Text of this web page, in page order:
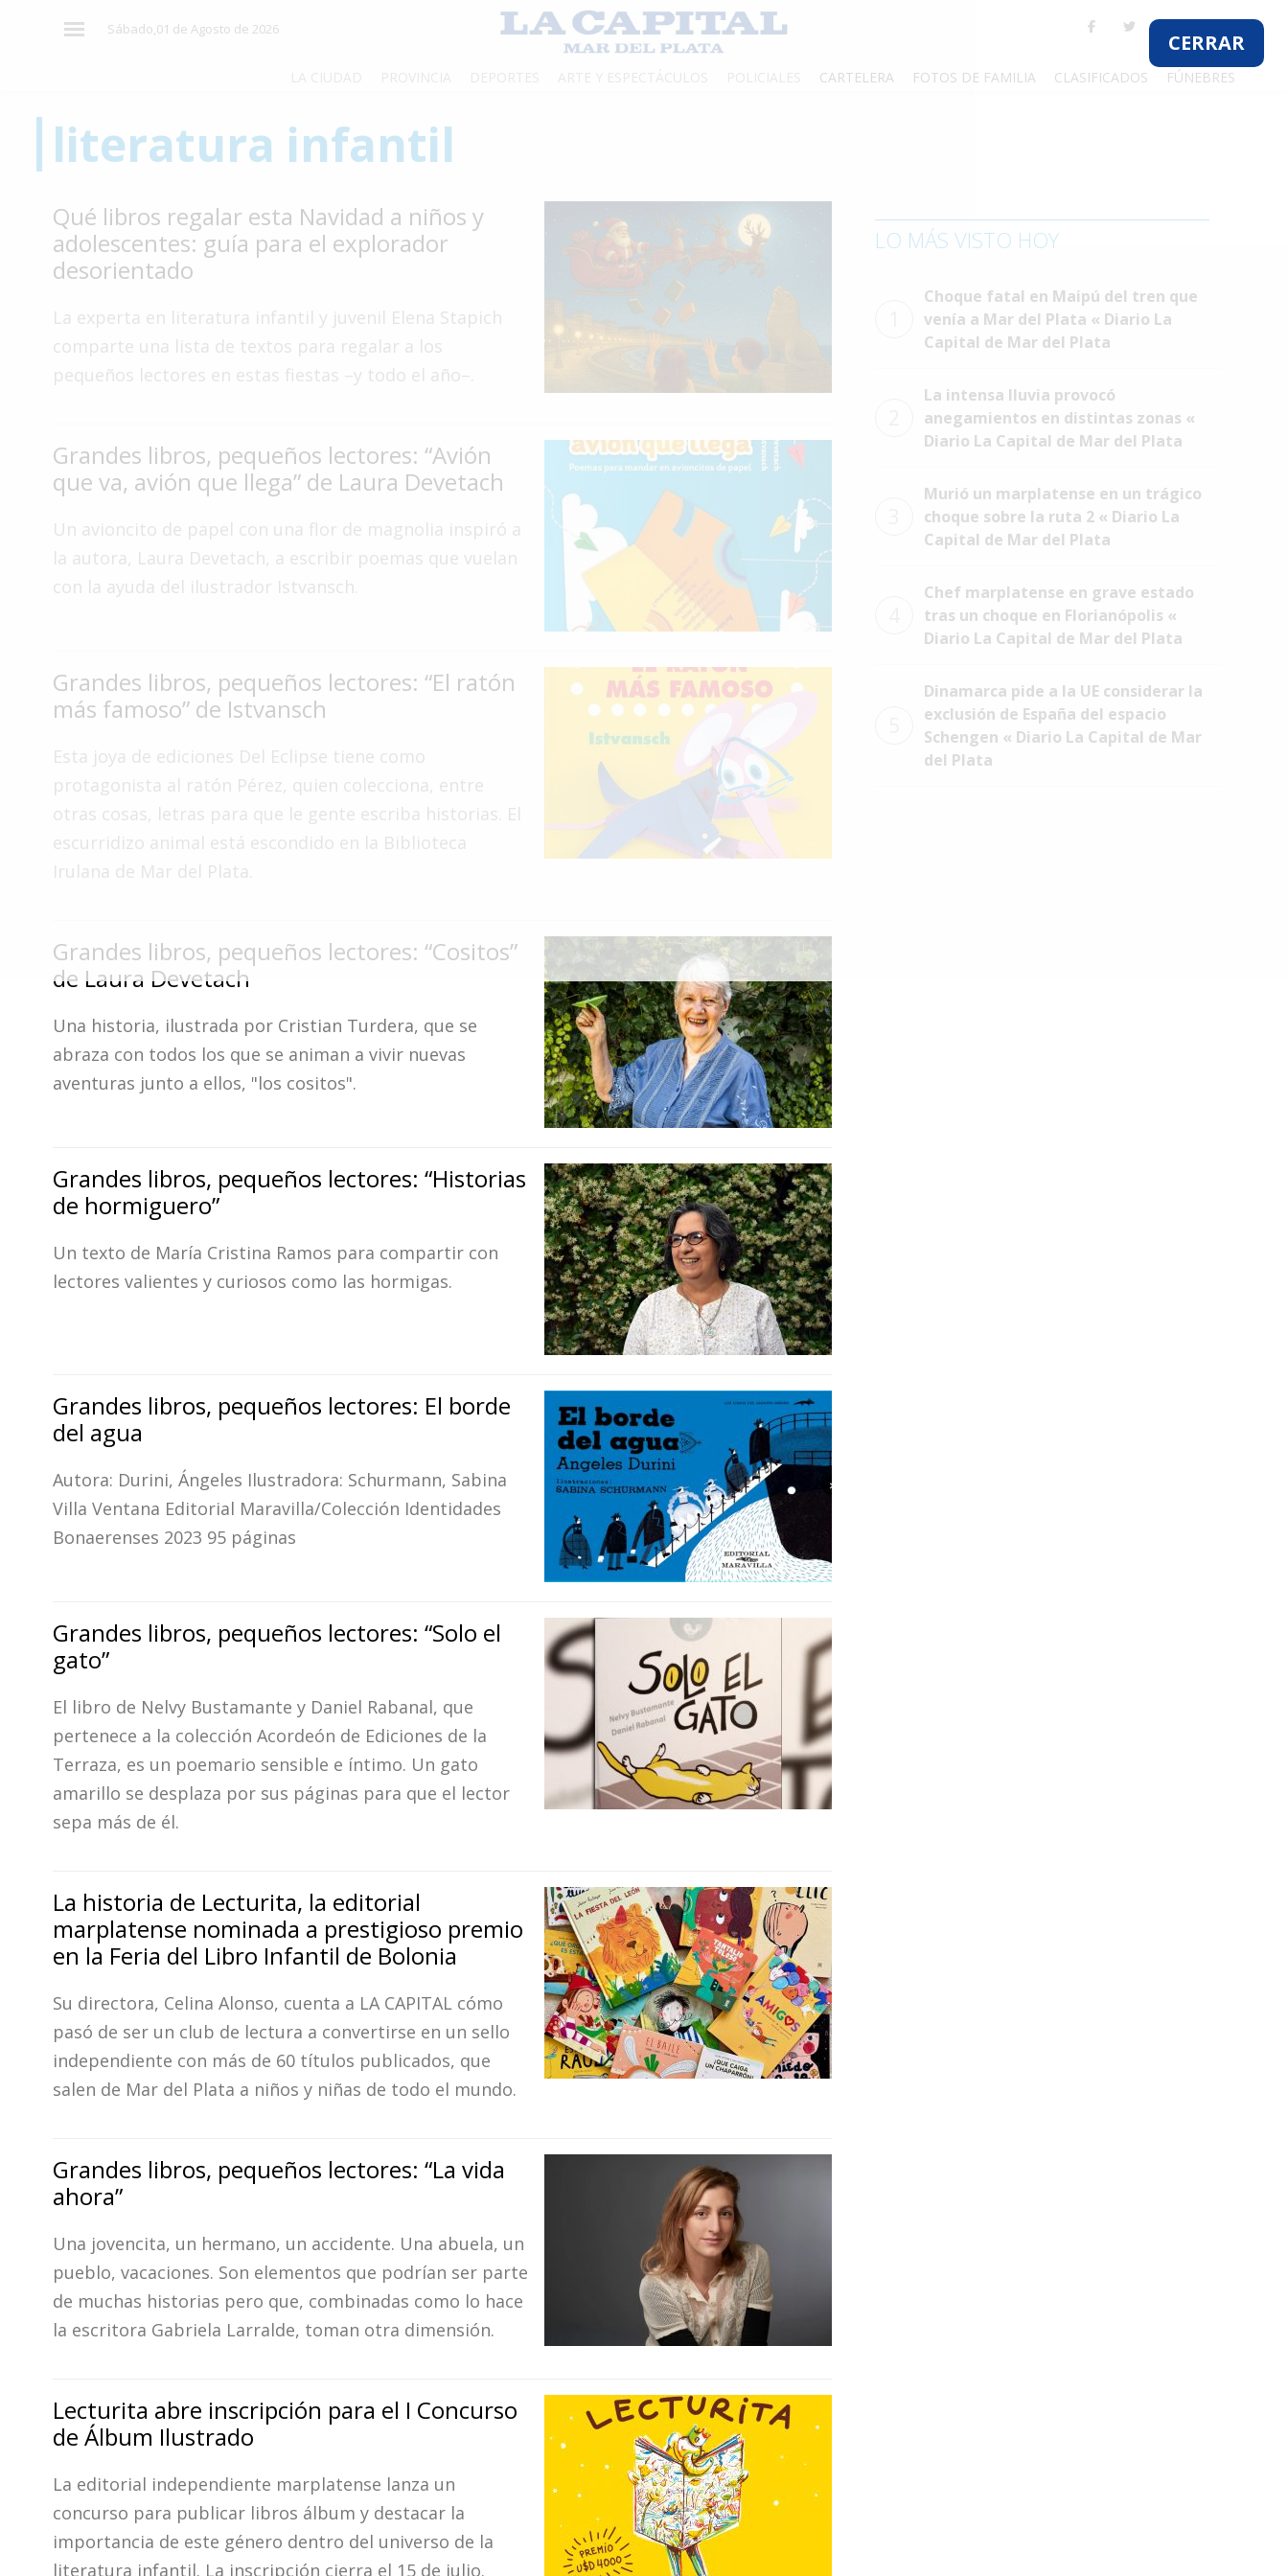
CERRAR
Sábado,01 de Agosto de 2026
CARTELERA FOTOS DE FAMILIA CLASIFICADOS FÚNEBRES
País
Mundo
Zona
Cultura
Tecnología
Gastronomía
Interés
General
Ciudad
Deportes
Policiales
Cartelera
Fotos
Familia
Fúnebres
literatura infantil
Qué libros regalar esta Navidad a niños y
adolescentes: guía para el explorador
desorientado
La experta en literatura infantil y juvenil Elena Stapich
comparte una lista de textos para regalar a los
pequeños lectores en estas fiestas –y todo el año–.
Grandes libros, pequeños lectores: “Avión
que va, avión que llega” de Laura Devetach
Un avioncito de papel con una flor de magnolia inspiró a
la autora, Laura Devetach, a escribir poemas que vuelan
con la ayuda del ilustrador Istvansch.
Grandes libros, pequeños lectores: “El ratón
más famoso” de Istvansch
Esta joya de ediciones Del Eclipse tiene como
protagonista al ratón Pérez, quien colecciona, entre
otras cosas, letras para que le gente escriba historias. El
escurridizo animal está escondido en la Biblioteca
Irulana de Mar del Plata.
Grandes libros, pequeños lectores: “Cositos”
de Laura Devetach
Una historia, ilustrada por Cristian Turdera, que se
abraza con todos los que se animan a vivir nuevas
aventuras junto a ellos, "los cositos".
Grandes libros, pequeños lectores: “Historias
de hormiguero”
Un texto de María Cristina Ramos para compartir con
lectores valientes y curiosos como las hormigas.
Grandes libros, pequeños lectores: El borde
del agua
Autora: Durini, Ángeles Ilustradora: Schurmann, Sabina
Villa Ventana Editorial Maravilla/Colección Identidades
Bonaerenses 2023 95 páginas
Grandes libros, pequeños lectores: “Solo el
gato”
El libro de Nelvy Bustamante y Daniel Rabanal, que
pertenece a la colección Acordeón de Ediciones de la
Terraza, es un poemario sensible e íntimo. Un gato
amarillo se desplaza por sus páginas para que el lector
sepa más de él.
La historia de Lecturita, la editorial
marplatense nominada a prestigioso premio
en la Feria del Libro Infantil de Bolonia
Su directora, Celina Alonso, cuenta a LA CAPITAL cómo
pasó de ser un club de lectura a convertirse en un sello
independiente con más de 60 títulos publicados, que
salen de Mar del Plata a niños y niñas de todo el mundo.
Grandes libros, pequeños lectores: “La vida
ahora”
Una jovencita, un hermano, un accidente. Una abuela, un
pueblo, vacaciones. Son elementos que podrían ser parte
de muchas historias pero que, combinadas como lo hace
la escritora Gabriela Larralde, toman otra dimensión.
Lecturita abre inscripción para el I Concurso
de Álbum Ilustrado
La editorial independiente marplatense lanza un
concurso para publicar libros álbum y destacar la
importancia de este género dentro del universo de la
literatura infantil. La inscripción cierra el 15 de julio.
LO MÁS VISTO HOY
Choque fatal en Maipú del tren que
venía a Mar del Plata « Diario La
Capital de Mar del Plata
La intensa lluvia provocó
anegamientos en distintas zonas «
Diario La Capital de Mar del Plata
Murió un marplatense en un trágico
choque sobre la ruta 2 « Diario La
Capital de Mar del Plata
Chef marplatense en grave estado
tras un choque en Florianópolis «
Diario La Capital de Mar del Plata
Dinamarca pide a la UE considerar la
exclusión de España del espacio
Schengen « Diario La Capital de Mar
del Plata